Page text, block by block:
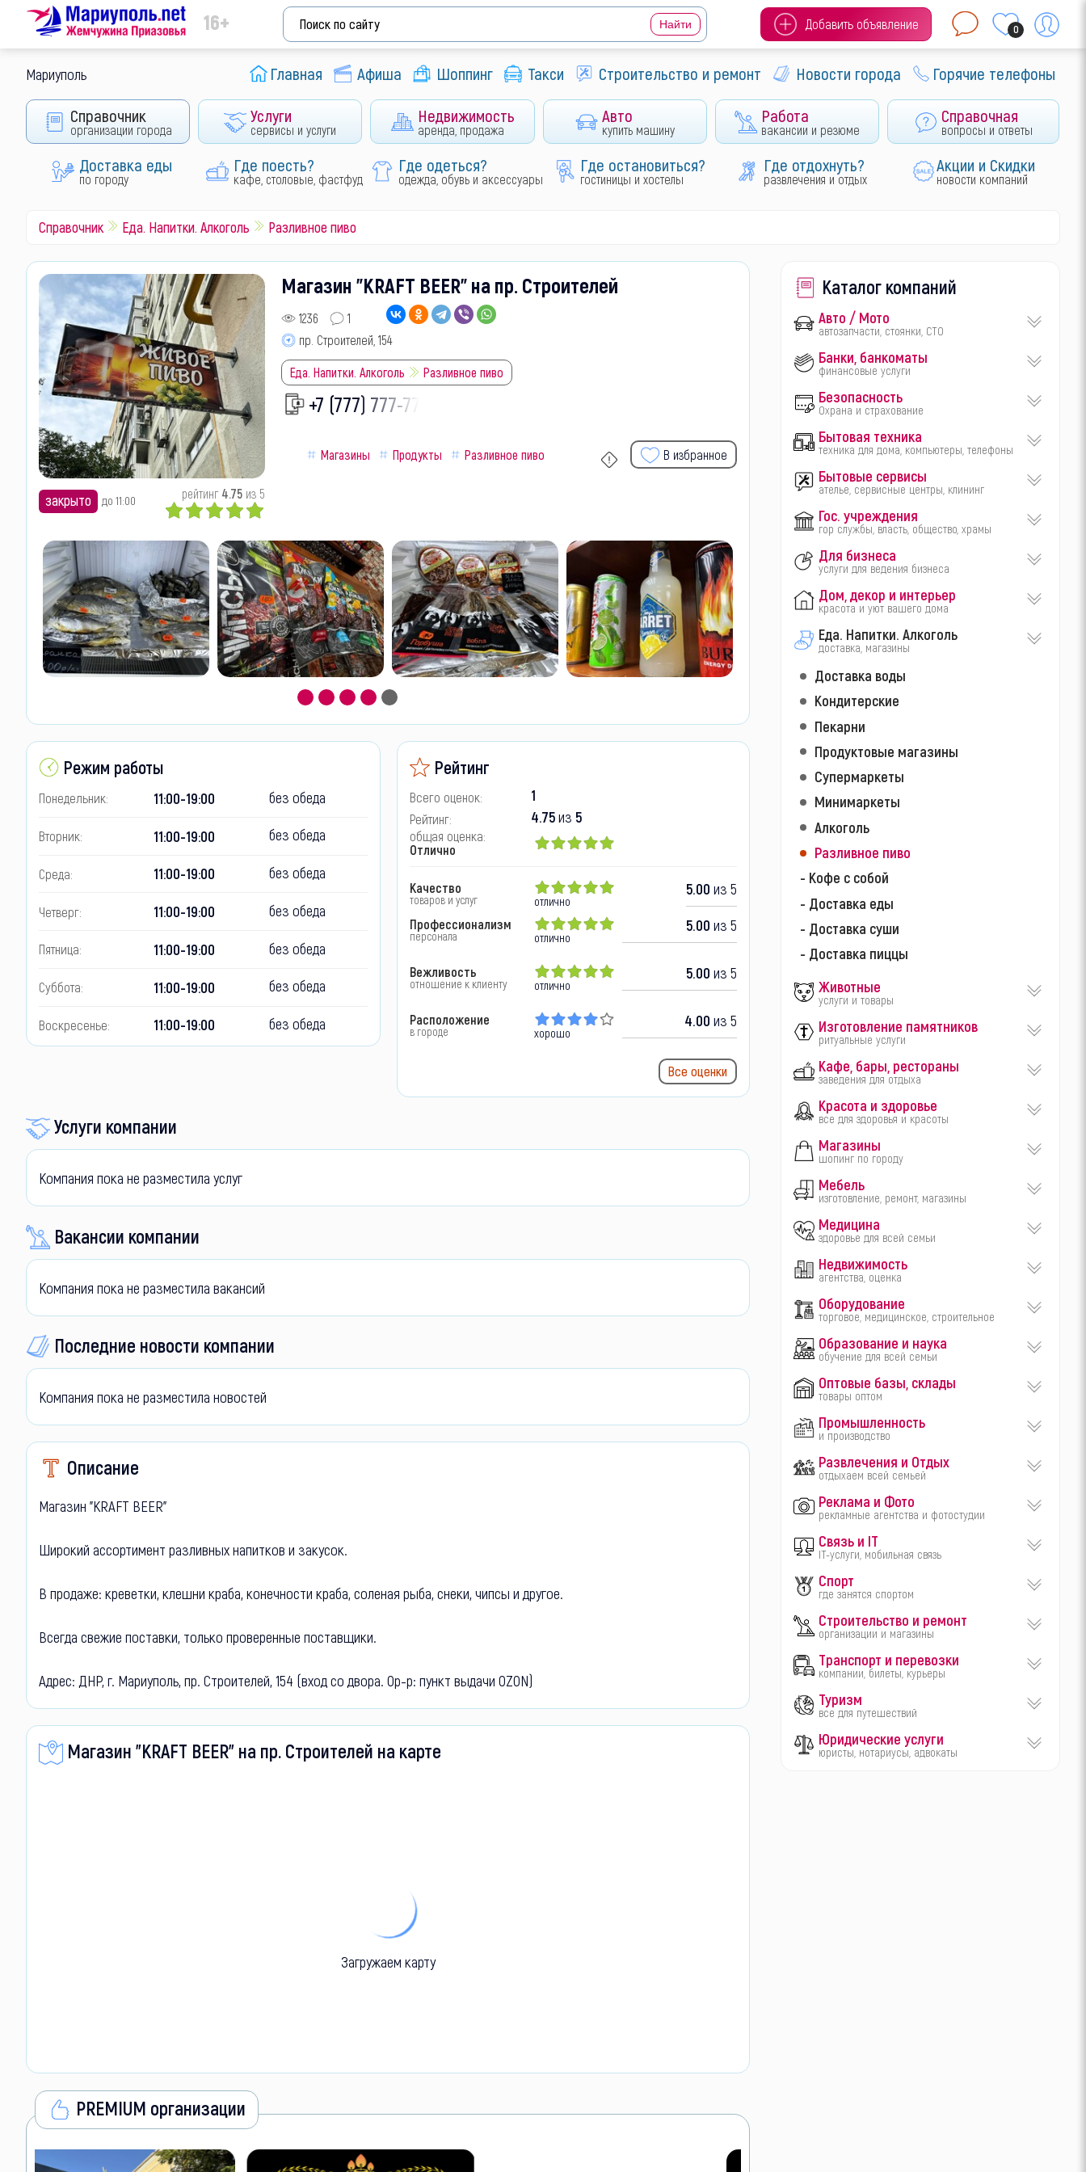
16+ Добавить объявление 0
Мариуполь Главная Афиша Шоппинг Такси Строительство и ремонт Новости города Горячие телефоны
Справочник
организации города
Услуги
сервисы и услуги
Недвижимость
аренда, продажа
Авто
купить машину
Работа
вакансии и резюме
Справочная
вопросы и ответы
Доставка еды
по городу
Где поесть?
кафе, столовые, фастфуд
Где одеться?
одежда, обувь и аксессуары
Где остановиться?
гостиницы и хостелы
Где отдохнуть?
развлечения и отдых
Акции и Скидки
новости компаний
Справочник Еда. Напитки. Алкоголь Разливное пиво
закрыто до 11:00 рейтинг 4.75 из 5
Магазин "KRAFT BEER" на пр. Строителей
1236
1
пр. Строителей, 154
Еда. Напитки. Алкоголь Разливное пиво
+7 (777) 777-77-
Магазины Продукты Разливное пиво В избранное
Режим работы
Понедельник: 11:00-19:00 без обеда
Вторник: 11:00-19:00 без обеда
Среда: 11:00-19:00 без обеда
Четверг: 11:00-19:00 без обеда
Пятница: 11:00-19:00 без обеда
Суббота: 11:00-19:00 без обеда
Воскресенье: 11:00-19:00 без обеда
Рейтинг
Всего оценок: 1
Рейтинг: 4.75из 5
общая оценка:
Отлично
Качество
товаров и услуг отлично
5.00 из 5
Профессионализм
персонала отлично
5.00 из 5
Вежливость
отношение к клиенту отлично
5.00 из 5
Расположение
в городе хорошо
4.00 из 5
Все оценки
Услуги компании
Компания пока не разместила услуг
Вакансии компании
Компания пока не разместила вакансий
Последние новости компании
Компания пока не разместила новостей
Описание
Магазин "KRAFT BEER"
Широкий ассортимент разливных напитков и закусок.
В продаже: креветки, клешни краба, конечности краба, соленая рыба, снеки, чипсы и другое.
Всегда свежие поставки, только проверенные поставщики.
Адрес: ДНР, г. Мариуполь, пр. Строителей, 154 (вход со двора. Ор-р: пункт выдачи OZON)
Магазин "KRAFT BEER" на пр. Строителей на карте
Загружаем карту
PREMIUM организации
Каталог компаний
Авто / Мото
автозапчасти, стоянки, СТО
Банки, банкоматы
финансовые услуги
Безопасность
Охрана и страхование
Бытовая техника
техника для дома, компьютеры, телефоны
Бытовые сервисы
ателье, сервисные центры, клининг
Гос. учреждения
гор службы, власть, общество, храмы
Для бизнеса
услуги для ведения бизнеса
Дом, декор и интерьер
красота и уют вашего дома
Еда. Напитки. Алкоголь
доставка, магазины
Доставка воды
Кондитерские
Пекарни
Продуктовые магазины
Супермаркеты
Минимаркеты
Алкоголь
Разливное пиво
- Кофе с собой
- Доставка еды
- Доставка суши
- Доставка пиццы
Животные
услуги и товары
Изготовление памятников
ритуальные услуги
Кафе, бары, рестораны
заведения для отдыха
Красота и здоровье
все для здоровья и красоты
Магазины
шопинг по городу
Мебель
изготовление, ремонт, магазины
Медицина
здоровье для всей семьи
Недвижимость
агентства, оценка
Оборудование
торговое, медицинское, строительное
Образование и наука
обучение для всей семьи
Оптовые базы, склады
товары оптом
Промышленность
и производство
Развлечения и Отдых
отдыхаем всей семьей
Реклама и Фото
рекламные агентства и фотостудии
Связь и IT
IT-услуги, мобильная связь
Спорт
где занятся спортом
Строительство и ремонт
организации и магазины
Транспорт и перевозки
компании, билеты, курьеры
Туризм
все для путешествий
Юридические услуги
юристы, нотариусы, адвокаты